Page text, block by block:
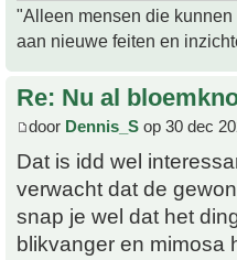
"Alleen mensen die
aan nieuwe feiten en
Re: Nu al
door Dennis_S op 30 dec
Dat is idd wel
verwacht dat de
snap je wel dat het
blikvanger en mimosa